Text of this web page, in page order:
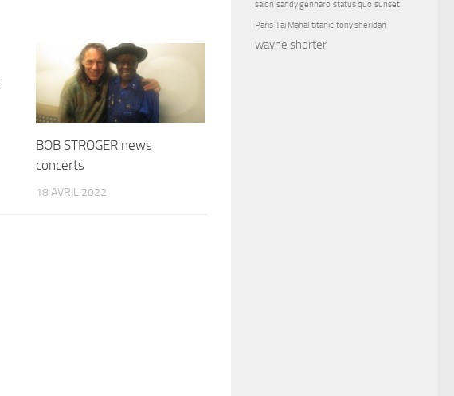
BOB STROGER news
concerts
18 AVRIL 2022
salon sandy gennaro status quo sunset
Paris Taj Mahal titanic tony sheridan
wayne shorter